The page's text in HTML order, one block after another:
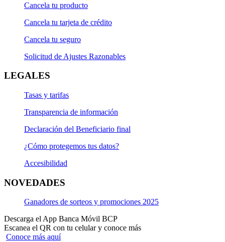
Cancela tu producto
Cancela tu tarjeta de crédito
Cancela tu seguro
Solicitud de Ajustes Razonables
LEGALES
Tasas y tarifas
Transparencia de información
Declaración del Beneficiario final
¿Cómo protegemos tus datos?
Accesibilidad
NOVEDADES
Ganadores de sorteos y promociones 2025
Descarga el App Banca Móvil BCP
Escanea el QR con tu celular y conoce más
Conoce más aquí